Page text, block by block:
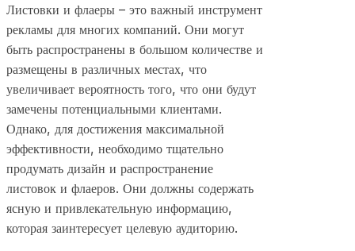
Листовки и флаеры – это важный инструмент
рекламы для многих компаний. Они могут
быть распространены в большом количестве и
размещены в различных местах, что
увеличивает вероятность того, что они будут
замечены потенциальными клиентами.
Однако, для достижения максимальной
эффективности, необходимо тщательно
продумать дизайн и распространение
листовок и флаеров. Они должны содержать
ясную и привлекательную информацию,
которая заинтересует целевую аудиторию.